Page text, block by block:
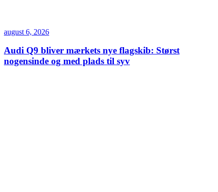
august 6, 2026
Audi Q9 bliver mærkets nye flagskib: Størst
nogensinde og med plads til syv